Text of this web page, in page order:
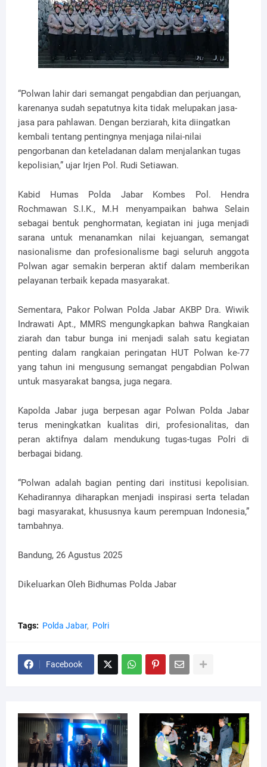
“Polwan lahir dari semangat pengabdian dan perjuangan,
karenanya sudah sepatutnya kita tidak melupakan jasa-
jasa para pahlawan. Dengan berziarah, kita diingatkan
kembali tentang pentingnya menjaga nilai-nilai
pengorbanan dan keteladanan dalam menjalankan tugas
kepolisian,” ujar Irjen Pol. Rudi Setiawan.
Kabid Humas Polda Jabar Kombes Pol. Hendra
Rochmawan S.I.K., M.H menyampaikan bahwa Selain
sebagai bentuk penghormatan, kegiatan ini juga menjadi
sarana untuk menanamkan nilai kejuangan, semangat
nasionalisme dan profesionalisme bagi seluruh anggota
Polwan agar semakin berperan aktif dalam memberikan
pelayanan terbaik kepada masyarakat.
Sementara, Pakor Polwan Polda Jabar AKBP Dra. Wiwik
Indrawati Apt., MMRS mengungkapkan bahwa Rangkaian
ziarah dan tabur bunga ini menjadi salah satu kegiatan
penting dalam rangkaian peringatan HUT Polwan ke-77
yang tahun ini mengusung semangat pengabdian Polwan
untuk masyarakat bangsa, juga negara.
Kapolda Jabar juga berpesan agar Polwan Polda Jabar
terus meningkatkan kualitas diri, profesionalitas, dan
peran aktifnya dalam mendukung tugas-tugas Polri di
berbagai bidang.
“Polwan adalah bagian penting dari institusi kepolisian.
Kehadirannya diharapkan menjadi inspirasi serta teladan
bagi masyarakat, khususnya kaum perempuan Indonesia,”
tambahnya.
Bandung, 26 Agustus 2025
Dikeluarkan Oleh Bidhumas Polda Jabar
Tags: Polda Jabar Polri
Facebook